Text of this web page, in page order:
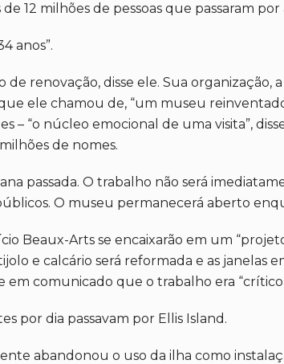
12 milhões de pessoas que passaram por
anos”.
renovação, disse ele. Sua
ele chamou de, “um museu
– “o núcleo emocional de uma visita”,
de nomes.
passada. O trabalho não será
O museu permanecerá aberto
Beaux-Arts se encaixarão em um
e calcário será reformada e as janelas
em comunicado que o trabalho era
por dia passavam por Ellis Island.
abandonou o uso da ilha como